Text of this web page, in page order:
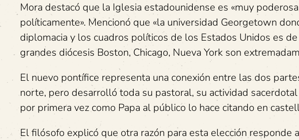
Mora destacó que la Iglesia estadounidense es «muy
políticamente». Mencionó que «la universidad Georgetown
diplomacia y los cuadros políticos de los Estados Unidos es
grandes diócesis Boston, Chicago, Nueva York son
El nuevo pontífice representa una conexión entre las dos
norte, pero desarrolló toda su pastoral, su actividad
por primera vez como Papa al público lo hace citando en
El filósofo explicó que otra razón para esta elección responde